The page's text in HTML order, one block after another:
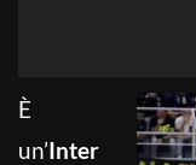
È
un’Inter